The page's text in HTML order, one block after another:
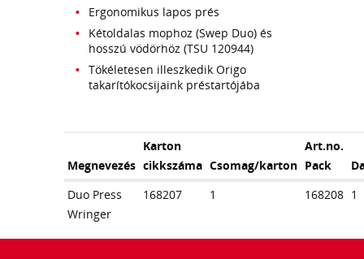
Ergonomikus lapos prés
Kétoldalas mophoz (Swep Duo) és
hosszú vödörhöz (TSU 120944)
Tökéletesen illeszkedik Origo
takarítókocsijaink préstartójába
Megnevezés
Karton
cikkszáma Csomag/karton
Art.no.
Pack
Duo Press
Wringer
168207 1 168208 1